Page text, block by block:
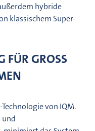
hybride
klassischem Super-
GROSS A
von IQM.
und